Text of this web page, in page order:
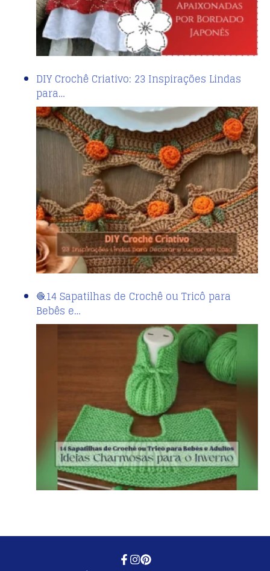
DIY Crochê Criativo: 23 Inspirações Lindas
para…
🧶14 Sapatilhas de Crochê ou Tricô para
Bebês e…